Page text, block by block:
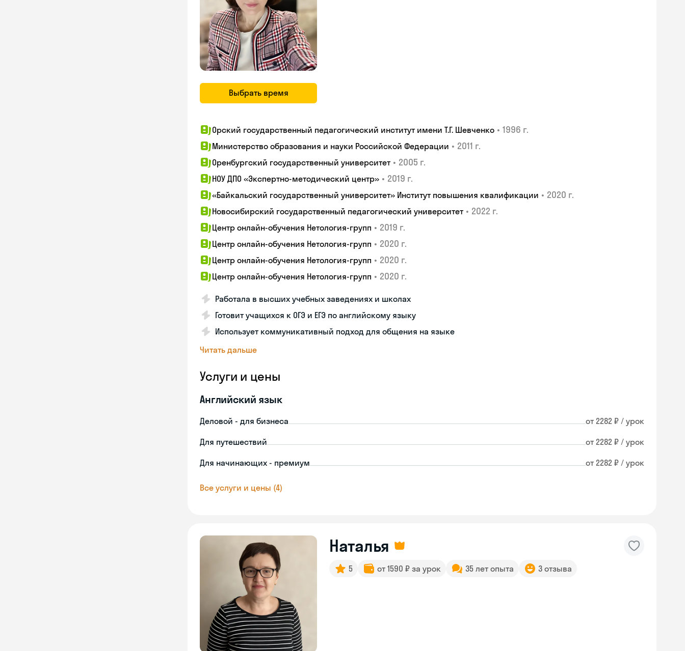
Выбрать время
Орский государственный педагогический институт имени Т.Г. Шевченко • 1996 г.
Министерство образования и науки Российской Федерации • 2011 г.
Оренбургский государственный университет • 2005 г.
НОУ ДПО «Экспертно-методический центр» • 2019 г.
«Байкальский государственный университет» Институт повышения квалификации • 2020 г.
Новосибирский государственный педагогический университет • 2022 г.
Центр онлайн-обучения Нетология-групп • 2019 г.
Центр онлайн-обучения Нетология-групп • 2020 г.
Центр онлайн-обучения Нетология-групп • 2020 г.
Центр онлайн-обучения Нетология-групп • 2020 г.
Работала в высших учебных заведениях и школах
Готовит учащихся к ОГЭ и ЕГЭ по английскому языку
Использует коммуникативный подход для общения на языке
Читать дальше
Услуги и цены
Английский язык
Деловой - для бизнеса от 2282 ₽ / урок
Для путешествий от 2282 ₽ / урок
Для начинающих - премиум от 2282 ₽ / урок
Все услуги и цены (4)
Наталья
5 от 1590 ₽ за урок 35 лет опыта 3 отзыва